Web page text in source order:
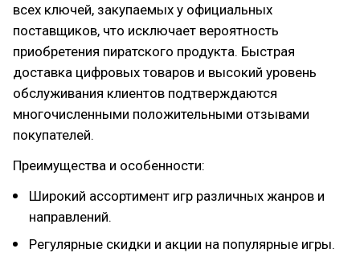
всех ключей, закупаемых у официальных
поставщиков, что исключает вероятность
приобретения пиратского продукта. Быстрая
доставка цифровых товаров и высокий уровень
обслуживания клиентов подтверждаются
многочисленными положительными отзывами
покупателей.
Преимущества и особенности:
Широкий ассортимент игр различных жанров и
направлений.
Регулярные скидки и акции на популярные игры.